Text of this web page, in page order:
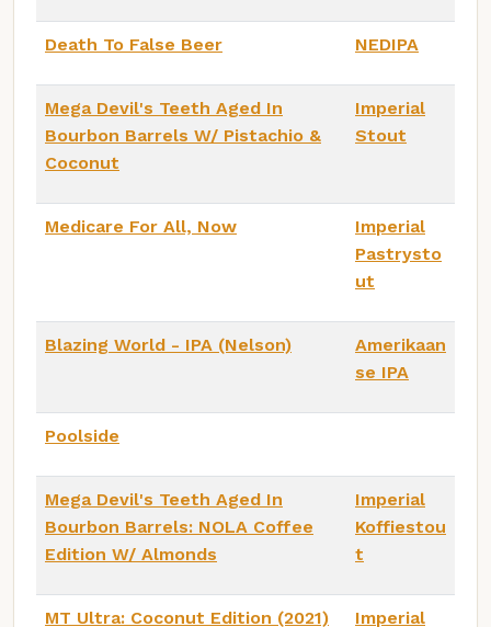
Death To False Beer NEDIPA
Mega Devil's Teeth Aged In
Bourbon Barrels W/ Pistachio &
Coconut
Imperial
Stout
Medicare For All, Now
Imperial
Pastrysto
ut
Blazing World - IPA (Nelson)
Amerikaan
se IPA
Poolside
Mega Devil's Teeth Aged In
Bourbon Barrels: NOLA Coffee
Edition W/ Almonds
Imperial
Koffiestou
t
MT Ultra: Coconut Edition (2021)
Imperial